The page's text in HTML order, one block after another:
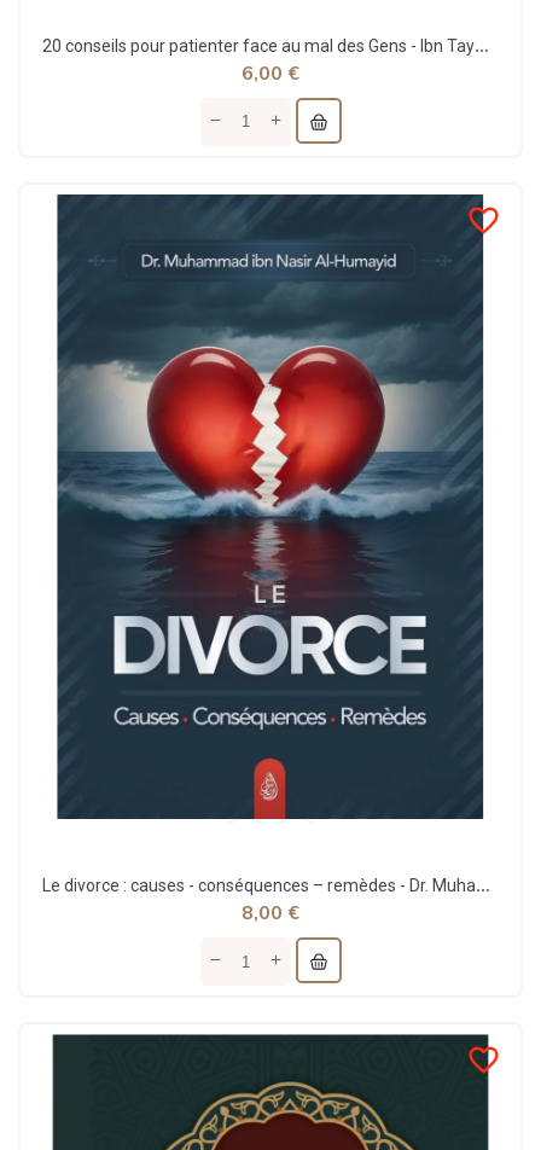
20 conseils pour patienter face au mal des Gens - Ibn Taymiyya - Commentaire Abd Ar-Razzâq...
6,00 €
favorite_border
Le divorce : causes - conséquences – remèdes - Dr. Muhammad ibn Nasir Al-Humayid - Ibn Badis
8,00 €
favorite_border